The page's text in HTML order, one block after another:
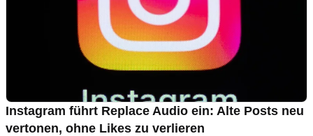
Instagram führt Replace Audio ein: Alte Posts neu
vertonen, ohne Likes zu verlieren